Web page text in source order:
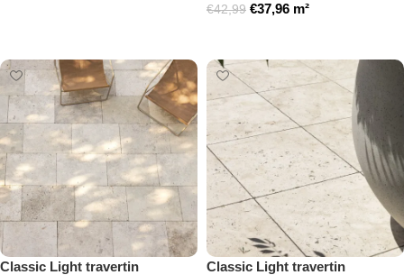
€42,99 €37,96 m²
Classic Light travertin
Classic Light travertin